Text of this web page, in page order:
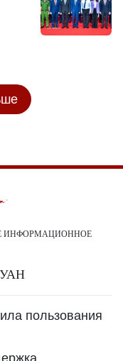
ИНФОРМАЦИОННОЕ
пользования